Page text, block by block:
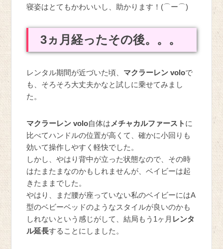
寝姿はとてもかわいいし、助かります！(⌒ー⌒)
3ヵ月経ったその後。。。
レンタル期間が近づいた頃、 マクラーレン voloで
も、そろそろ大丈夫かなと試しに乗せてみまし
た。
マクラーレン volo自体はメチャカルファースト に
比べてハンドルの位置が高くて、確かに小回りも
効いて操作しやすく軽快でした。
しかし、やはり背中が立った状態なので、その時
はたまたまなのかもしれませんが、ベイビーは起
きたままでした。
やはり、まだ腰が座っていない私のベイビーにはA
型のベビーベッドのようなスタイルが良いのかも
しれないという感じがして、結局もう1ヶ月 レンタ
ル延長することにしました。